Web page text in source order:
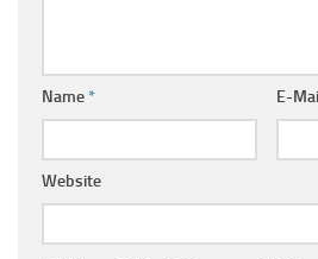
Name* E-
Website